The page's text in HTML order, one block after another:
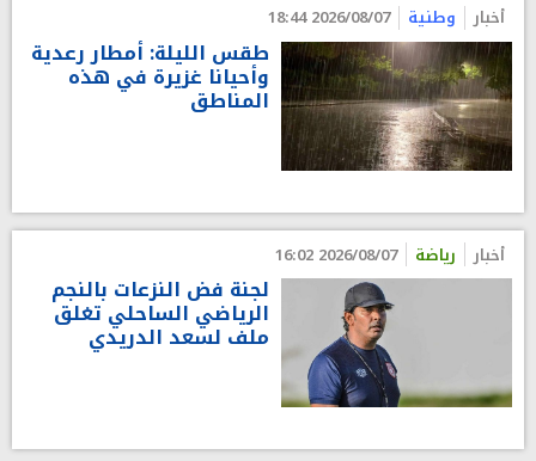
أخبار وطنية 2026/08/07 18:44
طقس الليلة: أمطار رعدية
وأحيانا غزيرة في هذه
المناطق
أخبار رياضة 2026/08/07 16:02
لجنة فض النزعات بالنجم
الرياضي الساحلي تغلق
ملف لسعد الدريدي